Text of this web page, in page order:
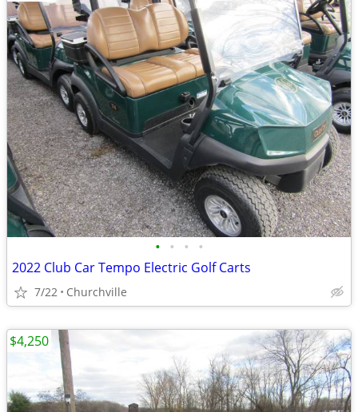
• • • •
2022 Club Car Tempo Electric Golf Carts
7/22 Churchville
$4,250